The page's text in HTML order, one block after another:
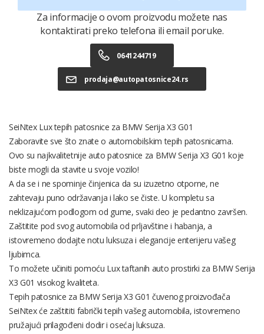
Za informacije o ovom proizvodu možete nas
kontaktirati preko telefona ili email poruke.
0641244719
prodaja@autopatosnice24.rs
SeiNtex Lux tepih patosnice za BMW Serija X3 G01
Zaboravite sve što znate o automobilskim tepih patosnicama.
Ovo su najkvalitetnije auto patosnice za BMW Serija X3 G01 koje
biste mogli da stavite u svoje vozilo!
A da se i ne spominje činjenica da su izuzetno otporne, ne
zahtevaju puno održavanja i lako se čiste. U kompletu sa
neklizajućom podlogom od gume, svaki deo je pedantno završen.
Zaštitite pod svog automobila od prljavštine i habanja, a
istovremeno dodajte notu luksuza i elegancije enterijeru vašeg
ljubimca.
To možete učiniti pomoću Lux taftanih auto prostirki za BMW Serija
X3 G01 visokog kvaliteta.
Tepih patosnice za BMW Serija X3 G01 čuvenog proizvođača
SeiNtex će zaštititi fabrički tepih vašeg automobila, istovremeno
pružajući prilagođeni dodir i osećaj luksuza.